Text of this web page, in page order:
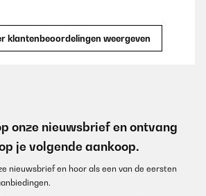
klantenbeoordelingen weergeven
onze nieuwsbrief en ontvang
je volgende aankoop.
nieuwsbrief en hoor als een van de eersten